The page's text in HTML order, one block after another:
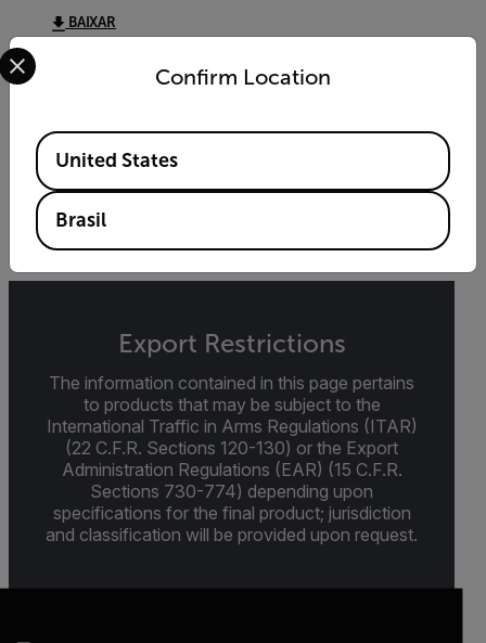
BAIXAR
Extech 401027 Datasheet
Export Restrictions
The information contained in this page pertains
to products that may be subject to the
International Traffic in Arms Regulations (ITAR)
(22 C.F.R. Sections 120-130) or the Export
Administration Regulations (EAR) (15 C.F.R.
Sections 730-774) depending upon
specifications for the final product; jurisdiction
and classification will be provided upon request.
Confirm Location
Select your preferred country and language from the
Available Locations
United States
Brasil